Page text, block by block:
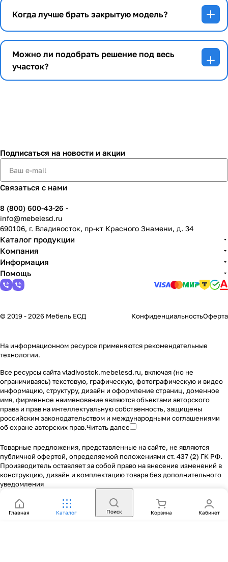
Когда лучше брать закрытую модель?
Можно ли подобрать решение под весь
участок?
Подписаться на новости и акции
Связаться с нами
8 (800) 600-43-26
info@mebelesd.ru
690106, г. Владивосток, пр-кт Красного Знамени, д. 34
Каталог продукции
Компания
Информация
Помощь
© 2019 - 2026 Мебель ЕСД КонфиденциальностьОферта
На информационном ресурсе применяются рекомендательные
технологии.
Все ресурсы сайта vladivostok.mebelesd.ru, включая (но не
ограничиваясь) текстовую, графическую, фотографическую и видео
информацию, структуру, дизайн и оформление страниц, доменное
имя, фирменное наименование являются объектами авторского
права и прав на интеллектуальную собственность, защищены
российским законодательством и международными соглашениями
об охране авторских прав.Читать далее
Товарные предложения, представленные на сайте, не являются
публичной офертой, определяемой положениями ст. 437 (2) ГК РФ.
Производитель оставляет за собой право на внесение изменений в
конструкцию, дизайн и комплектацию товара без дополнительного
уведомления
Главная Каталог Поиск Корзина Кабинет